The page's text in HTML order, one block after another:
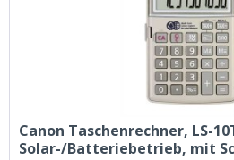
Canon Taschenrechner, LS-
Solar-/Batteriebetrieb, mit